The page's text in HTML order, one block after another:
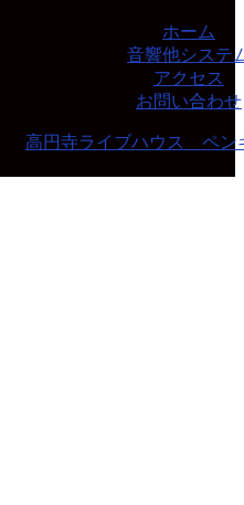
ホーム
音響他システ
アクセス
お問い合わせ
高円寺ライブハウス ペン